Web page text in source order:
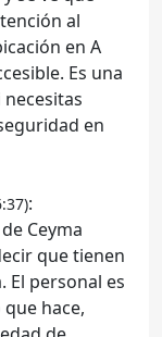
al
en A
Es una
en
:
Ceyma
que tienen
El personal es
hace,